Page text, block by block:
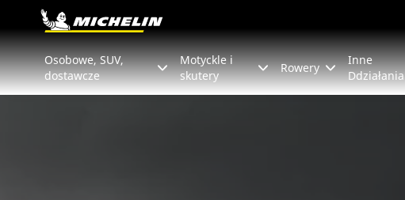
Go to page content
Osobowe, SUV,
dostawcze
Motyckle i
skutery
Rowery
Inne
Ddziałania